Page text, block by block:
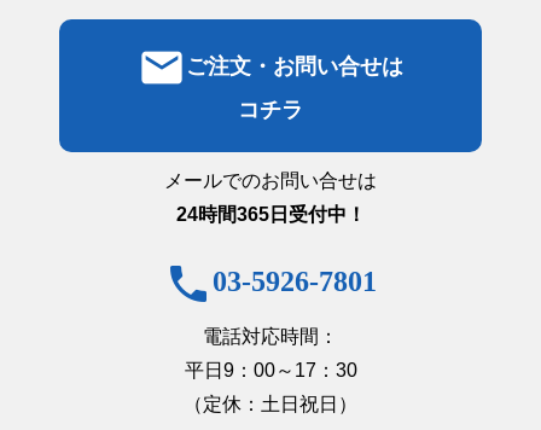
email ご注文・お問い合せは
コチラ
メールでのお問い合せは
24時間365日受付中！
phone 03-5926-7801
電話対応時間：
平日9：00～17：30
（定休：土日祝日）